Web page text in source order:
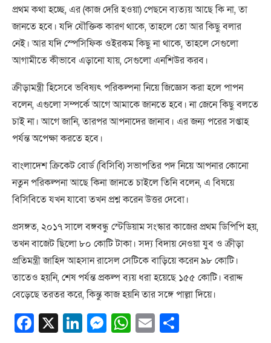
প্রথম কথা হচ্ছে, এর (কাজ দেরি হওয়া) পেছনে ব্যত্যয় আছে কি না, তা
জানতে হবে। যদি যৌক্তিক কারণ থাকে, তাহলে তো আর কিছু বলার
নেই। আর যদি স্পেসিফিক ওইরকম কিছু না থাকে, তাহলে সেগুলো
আগামীতে কীভাবে এড়ানো যায়, সেগুলো এনশিউর করব।
ক্রীড়ামন্ত্রী হিসেবে ভবিষ্যৎ পরিকল্পনা নিয়ে জিজ্ঞেস করা হলে পাপন
বলেন, এগুলো সম্পর্কে আগে আমাকে জানতে হবে। না জেনে কিছু বলতে
চাই না। আগে জানি, তারপর আপনাদের জানাব। এর জন্য পরের সপ্তাহ
পর্যন্ত অপেক্ষা করতে হবে।
বাংলাদেশ ক্রিকেট বোর্ড (বিসিবি) সভাপতির পদ নিয়ে আপনার কোনো
নতুন পরিকল্পনা আছে কিনা জানতে চাইলে তিনি বলেন, এ বিষয়ে
বিসিবিতে যখন যাবো তখন প্রশ্ন করেন উত্তর দেবো।
প্রসঙ্গত, ২০১৭ সালে বঙ্গবন্ধু স্টেডিয়াম সংস্কার কাজের প্রথম ডিপিপি হয়,
তখন বাজেট ছিলো ৮০ কোটি টাকা। সদ্য বিদায় নেওয়া যুব ও ক্রীড়া
প্রতিমন্ত্রী জাহিদ আহসান রাসেল সেটিকে বাড়িয়ে করেন ৯৮ কোটি।
তাতেও হয়নি, শেষ পর্যন্ত প্রকল্প ব্যয় ধরা হয়েছে ১৫৫ কোটি। বরাদ্দ
বেড়েছে তরতর করে, কিন্তু কাজ হয়নি তার সঙ্গে পাল্লা দিয়ে।
Facebook
X LinkedIn
Messenger
WhatsApp
Email